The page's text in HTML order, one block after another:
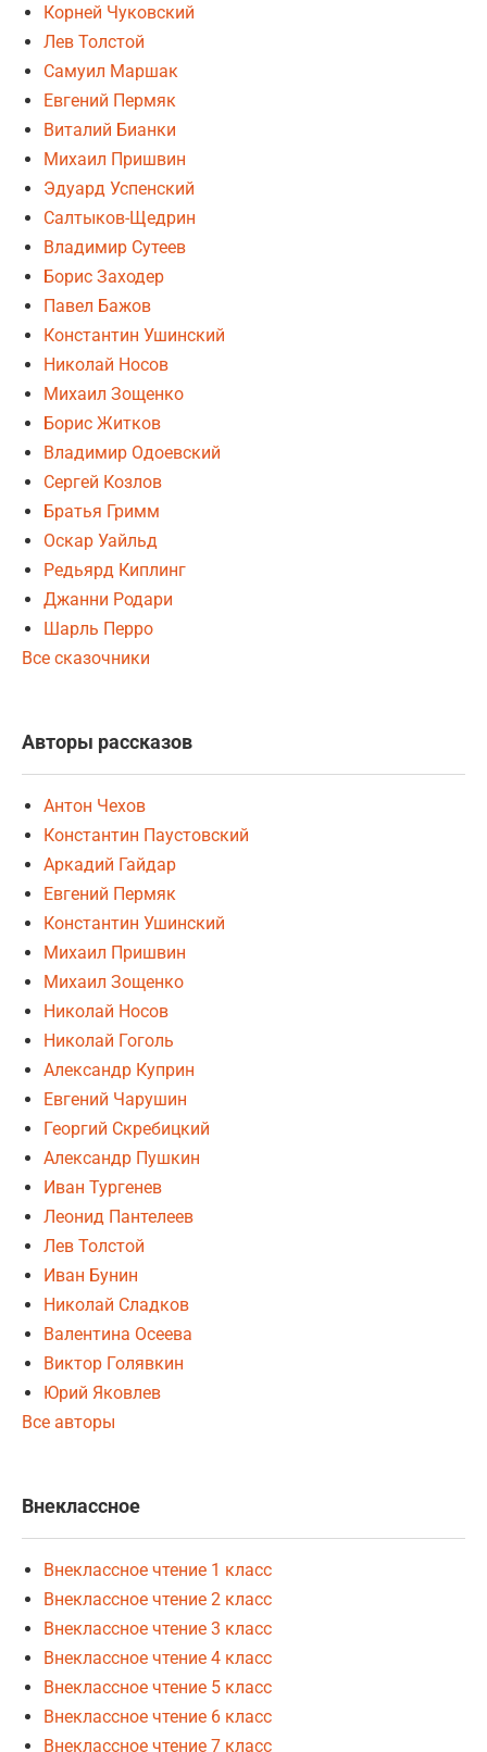
Корней Чуковский
Лев Толстой
Самуил Маршак
Евгений Пермяк
Виталий Бианки
Михаил Пришвин
Эдуард Успенский
Салтыков-Щедрин
Владимир Сутеев
Борис Заходер
Павел Бажов
Константин Ушинский
Николай Носов
Михаил Зощенко
Борис Житков
Владимир Одоевский
Сергей Козлов
Братья Гримм
Оскар Уайльд
Редьярд Киплинг
Джанни Родари
Шарль Перро
Все сказочники
Авторы рассказов
Антон Чехов
Константин Паустовский
Аркадий Гайдар
Евгений Пермяк
Константин Ушинский
Михаил Пришвин
Михаил Зощенко
Николай Носов
Николай Гоголь
Александр Куприн
Евгений Чарушин
Георгий Скребицкий
Александр Пушкин
Иван Тургенев
Леонид Пантелеев
Лев Толстой
Иван Бунин
Николай Сладков
Валентина Осеева
Виктор Голявкин
Юрий Яковлев
Все авторы
Внеклассное
Внеклассное чтение 1 класс
Внеклассное чтение 2 класс
Внеклассное чтение 3 класс
Внеклассное чтение 4 класс
Внеклассное чтение 5 класс
Внеклассное чтение 6 класс
Внеклассное чтение 7 класс